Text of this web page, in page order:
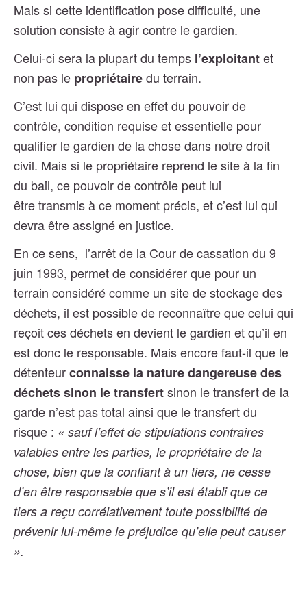
Mais si cette identification pose difficulté, une
solution consiste à agir contre le gardien.
Celui-ci sera la plupart du temps l’exploitantet
non pas le propriétairedu terrain.
C’est lui qui dispose en effet du pouvoir de
contrôle, condition requise et essentielle pour
qualifier le gardien de la chose dans notre droit
civil. Mais si le propriétaire reprend le site à la fin
du bail, ce pouvoir de contrôle peut lui
être transmis à ce moment précis, et c’est lui qui
devra être assigné en justice.
En ce sens, l’arrêt de la Cour de cassation du 9
juin 1993, permet de considérer que pour un
terrain considéré comme un site de stockage des
déchets, il est possible de reconnaître que celui qui
reçoit ces déchets en devient le gardien et qu’il en
est donc le responsable. Mais encore faut-il que le
détenteurconnaisse la nature dangereuse des
déchets sinon le transfertsinon le transfert de la
garde n’est pas total ainsi que le transfert du
risque : « sauf l’effet de stipulations contraires
valables entre les parties, le propriétaire de la
chose, bien que la confiant à un tiers, ne cesse
d’en être responsable que s’il est établi que ce
tiers a reçu corrélativement toute possibilité de
prévenir lui-même le préjudice qu’elle peut causer
».